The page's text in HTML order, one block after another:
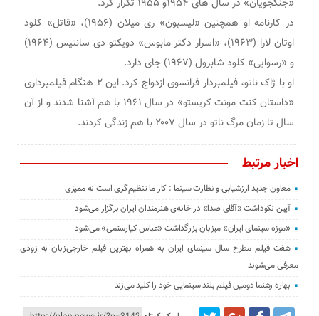
«جنگجویان» در سال های ۱۹۵۴و ۱۹۵۵ تکرار کرد.
در کارنامه او همچنین «لیسبون» ری میلان (۱۹۵۶)، «قاتل» کلود
اوتان لارا (۱۹۶۳)، «اسرار دکتر مابوس» دویکتو دی سانتیس (۱۹۶۴)
و «رسوایی» کلود شابرول (۱۹۶۷) جای دارد.
او با ژاک ناتو، فیلمبردار فرانسوی ازدواج کرد. این ۲ هنگام فیلمبرداری
«داستان کنت مونت کریستو» در سال ۱۹۶۱ با هم آشنا شدند و از آن
سال تا زمان مرگ ناتو در سال ۲۰۰۷ با هم زندگی کردند.
اخبار مرتبط
معاون جدید ارزشیابی و نظارت سینما : کار ما تنظیم‌گری است نه ممیزی
آیین نکوداشت «آقای صدا» در خانه‌ی هنرمندان ایران برگزار می‌شود
«موزه سینمای ایران» میزبان بزرگداشت «عباس کیارستمی» می‌شود
هفت فیلم مطرح سال سینمای ایران به همراه بهترین فیلم خارجی‌زبان به زودی
معرفی می‌شوند
بهاره رهنما دومین فیلم بلند سینمایی خود را کلید می‌زند